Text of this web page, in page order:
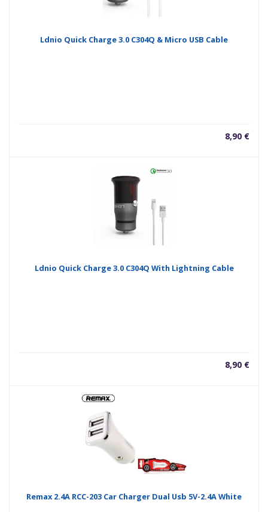
Ldnio Quick Charge 3.0 C304Q & Micro USB Cable
8,90 €
Ldnio Quick Charge 3.0 C304Q With Lightning Cable
8,90 €
Remax 2.4A RCC-203 Car Charger Dual Usb 5V-2.4A White